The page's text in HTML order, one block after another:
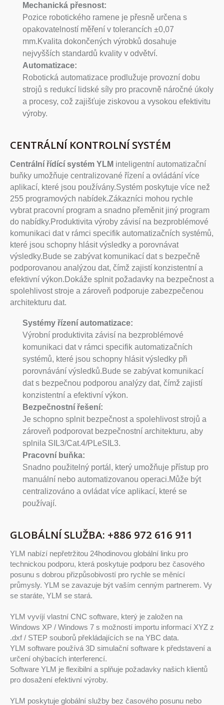
Mechanická přesnost:
Pozice robotického ramene je přesně určena s
opakovatelností měření v tolerancích ±0,07
mm.Kvalita dokončených výrobků dosahuje
nejvyšších standardů kvality v odvětví.
Automatizace:
Robotická automatizace prodlužuje provozní dobu
strojů s redukcí lidské síly pro pracovně náročné úkoly
a procesy, což zajišťuje ziskovou a vysokou efektivitu
výroby.
CENTRÁLNÍ KONTROLNÍ SYSTÉM
Centrální řídící systém YLM inteligentní automatizační
buňky umožňuje centralizované řízení a ovládání více
aplikací, které jsou používány.Systém poskytuje více než
255 programových nabídek.Zákazníci mohou rychle
vybrat pracovní program a snadno přeměnit jiný program
do nabídky.Produktivita výroby závisí na bezproblémové
komunikaci dat v rámci specifik automatizačních systémů,
které jsou schopny hlásit výsledky a porovnávat
výsledky.Bude se zabývat komunikací dat s bezpečně
podporovanou analýzou dat, čímž zajistí konzistentní a
efektivní výkon.Dokáže splnit požadavky na bezpečnost a
spolehlivost stroje a zároveň podporuje zabezpečenou
architekturu dat.
Systémy řízení automatizace:
Výrobní produktivita závisí na bezproblémové
komunikaci dat v rámci specifik automatizačních
systémů, které jsou schopny hlásit výsledky při
porovnávání výsledků.Bude se zabývat komunikací
dat s bezpečnou podporou analýzy dat, čímž zajistí
konzistentní a efektivní výkon.
Bezpečnostní řešení:
Je schopno splnit bezpečnost a spolehlivost strojů a
zároveň podporovat bezpečnostní architekturu, aby
splnila SIL3/Cat.4/PLeSIL3.
Pracovní buňka:
Snadno použitelný portál, který umožňuje přístup pro
manuální nebo automatizovanou operaci.Může být
centralizováno a ovládat více aplikací, které se
používají.
GLOBÁLNÍ SLUŽBA: +886 972 616 911
YLM nabízí nepřetržitou 24hodinovou globální linku pro
technickou podporu, která poskytuje podporu bez časového
posunu s dobrou přizpůsobivostí pro rychle se měnící
průmysly. YLM se zavazuje být vaším cenným partnerem. Vy
se staráte, YLM se stará.
YLM vyvíjí vlastní CNC software, který je založen na
Windows XP / Windows 7 s možností importu informací XYZ z
.dxf / STEP souborů překládajících se na YBC data.
YLM software používá 3D simulační software k představení a
určení ohýbacích interferencí.
Software YLM je flexibilní a splňuje požadavky našich klientů
pro dosažení efektivní výroby.
YLM poskytuje globální služby bez časového posunu nebo